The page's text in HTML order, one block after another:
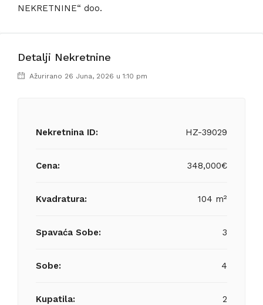
NEKRETNINE“ doo.
Detalji Nekretnine
Ažurirano 26 Juna, 2026 u 1:10 pm
Nekretnina ID: HZ-39029
Cena: 348,000€
Kvadratura: 104 m²
Spavaća Sobe: 3
Sobe: 4
Kupatila: 2